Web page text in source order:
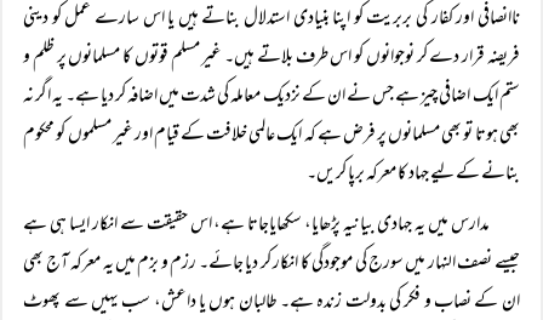
ناانصافی اور کفار کی بربریت کو اپنا بنیادی استدلال بناتے ہیں یا اس سارے عمل کو دینی
فریضہ قرار دے کر نوجوانوں کو اس طرف بلاتے ہیں۔ غیر مسلم قوتوں کا مسلمانوں پر ظلم و
ستم ایک اضافی چیز ہے جس نے ان کے نزدیک معاملہ کی شدت میں اضافہ کر دیا ہے۔ یہ اگر نہ
بھی ہوتا تو بھی مسلمانوں پر فرض ہے کہ ایک عالمی خلافت کے قیام اور غیر مسلموں کو محکوم
بنانے کے لیے جہاد کا معرکہ برپا کریں۔
مدارس میں یہ جہادی بیانیہ پڑھایا، سکھایاجاتا ہے، اس حقیقت سے انکار ایسا ہی ہے
جیسے نصف النہار میں سورج کی موجودگی کا انکار کر دیا جائے۔ رزم و بزم میں یہ معرکہ آج بھی
ان کے نصاب و فکر کی بدولت زندہ ہے۔ طالبان ہوں یا داعش، سب یہیں سے پھوٹ